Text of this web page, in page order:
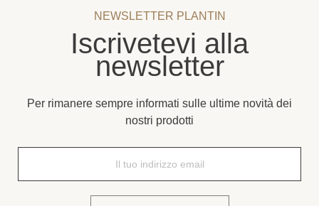
NEWSLETTER PLANTIN
Iscrivetevi alla
newsletter
Per rimanere sempre informati sulle ultime novità dei
nostri prodotti